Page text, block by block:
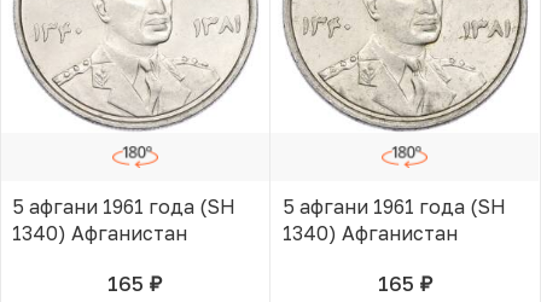
5 афгани 1961 года (SH
1340) Афганистан
165 руб.В КОРЗИНЕ
5 афгани 1961 года (SH
1340) Афганистан
165 руб.В КОРЗИНЕ